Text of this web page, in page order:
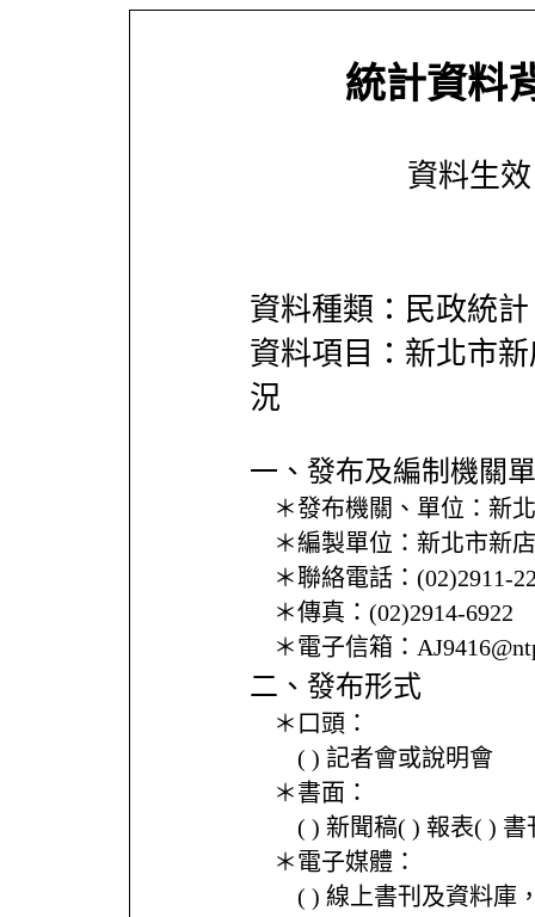
統計資料
資料生
資料種類：民政統計
資料項目：新北市
況
一、發布及編制機關
＊發布機關、單位： 新
＊編製單位： 新北市新
＊聯絡電話： (02)2911-
＊傳真： (02)2914-6922
＊電子信箱：
二、發布形式
＊口頭：
( ) 記者會或說明會
＊書面：
( ) 新聞稿( ) 報表( ) 書
＊電子媒體：
( ) 線上書刊及資料庫